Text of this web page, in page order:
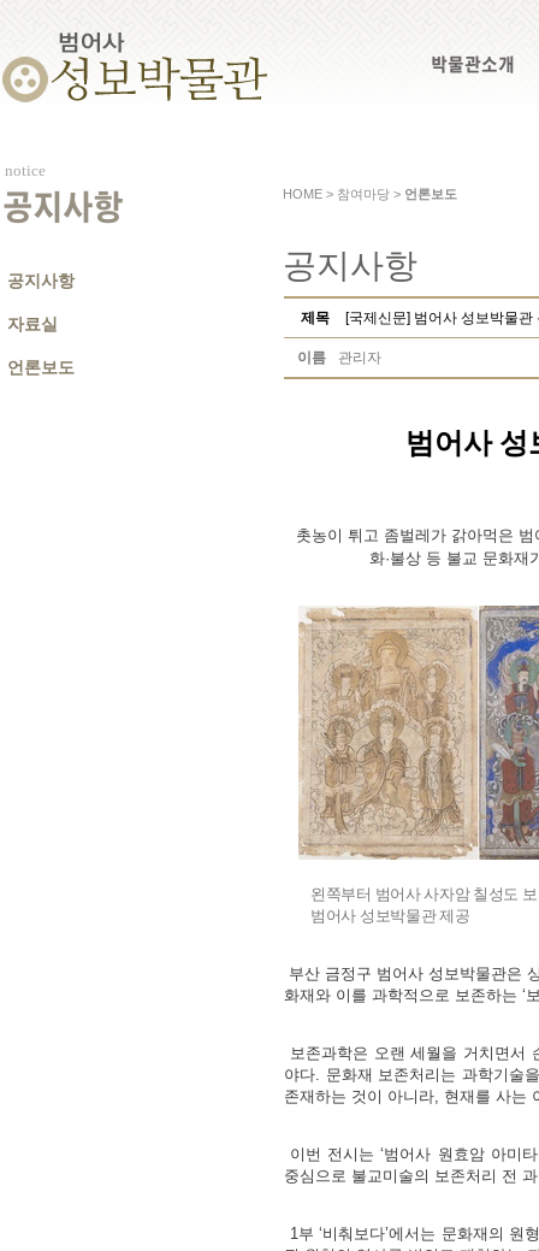
박물관소개
notice
공지사항
공지사항
자료실
언론보도
HOME > 참여마당 > 언론보도
공지사항
제목 [국제신문] 범어사 성보박물
이름 관리자
범어사 성
촛농이 튀고 좀벌레가 갉아먹은
화·불상 등 불교 문화
왼쪽부터 범어사 사자암 칠성도
범어사 성보박물관 제공
부산 금정구 범어사 성보박물관은
화재와 이를 과학적으로 보존하는 ‘
보존과학은 오랜 세월을 거치면서
야다. 문화재 보존처리는 과학기술
존재하는 것이 아니라, 현재를 사는
이번 전시는 ‘범어사 원효암 아미
중심으로 불교미술의 보존처리 전
1부 ‘비춰보다’에서 는 문화재의 원